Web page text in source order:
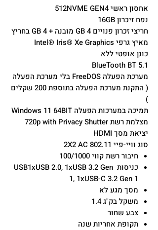
אחסון ראשי 512NVME GEN4
נפח זיכרון 16GB
חריצי זכרון פנויים 4 GB מובנה + 4 GB בחריץ
מאיץ גרפי Intel® Iris® Xe Graphics
כונן אופטי ללא
BlueTooth BT 5.1
מערכת הפעלה FreeDOS בלי מערכת הפעלה
( התקנת מערכת הפעלה בתוספת 200 שקלים
)
תמיכה במערכות הפעלה Windows 11 64BIT
מצלמת רשת 720p with Privacy Shutter
יציאת מסך HDMI
סוג וויי-פיי 802.11 2X2 AC
חיבור רשת קווי 100/1000
כניסות USB1xUSB 2.0, 1xUSB 3.2 Gen
1, 1xUSB-C 3.2 Gen 1
מסך מגע לא
משקל בק"ג 1.4
צבע שחור
תקופת אחריות שנה